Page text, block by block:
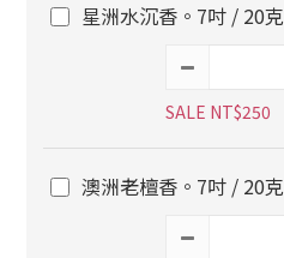
星洲水沉香。7吋 / 20克
SALE NT$250
澳洲老檀香。7吋 / 20克